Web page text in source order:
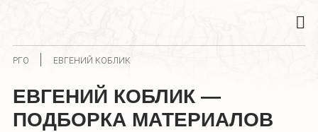
РГО ЕВГЕНИЙ КОБЛИК
ЕВГЕНИЙ КОБЛИК —
ПОДБОРКА МАТЕРИАЛОВ